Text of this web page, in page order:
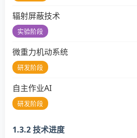
辐射屏蔽技术
实验阶段
微重力机动系统
研发阶段
自主作业AI
研发阶段
1.3.2 技术进度